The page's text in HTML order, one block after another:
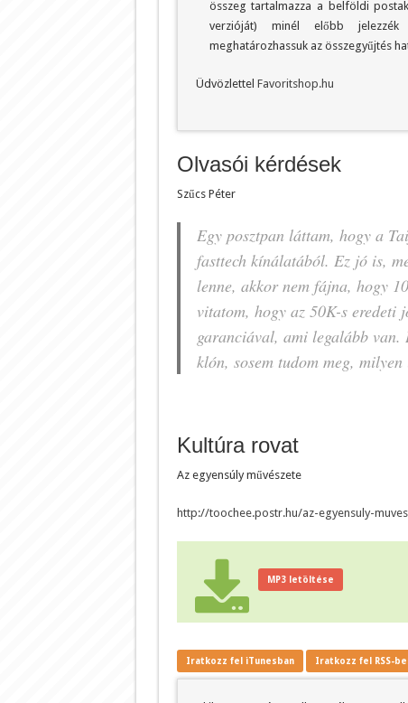
összeg tartalmazza a belföldi
verzióját) minél előbb jelezzék
meghatározhassuk az összegyűjtés
Üdvözlettel Favoritshop.hu
Olvasói kérdések
Szűcs Péter
Egy posztpan láttam, hogy a
fasttech kínálatából. Ez jó is,
lenne, akkor nem fájna, hogy
vitatom, hogy az 50K-s eredeti
garanciával, ami legalább van.
klón, sosem tudom meg,
Kultúra rovat
Az egyensúly művészete
http://toochee.postr.hu/az-egyensuly-
MP3 letöltése
Iratkozz fel iTunesban Iratkozz fel RSS-